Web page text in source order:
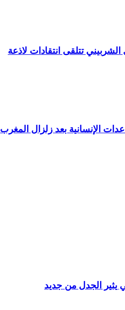
تتلقى انتقادات لاذعة
الإنسانية بعد زلزال المغرب
يثير الجدل من جديد